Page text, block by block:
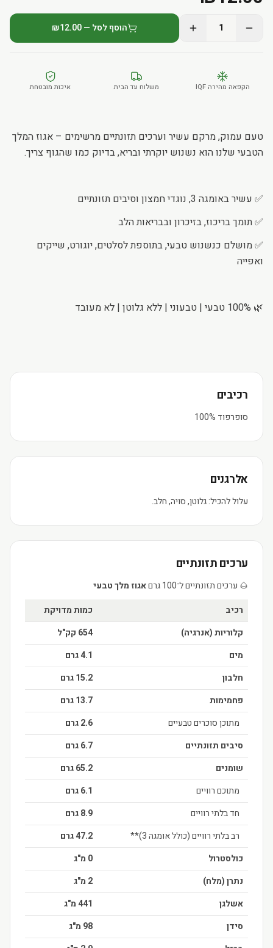
1 הוסף לסל — ₪12.00
הקפאה מהירה IQF משלוח עד הבית איכות מובטחת
טעם עמוק, מרקם עשיר וערכים תזונתיים מרשימים – אגוז המלך
הטבעי שלנו הוא נשנוש יוקרתי ובריא, בדיוק כמו שהגוף צריך.
✅ עשיר באומגה 3, נוגדי חמצון וסיבים תזונתיים
✅ תומך בריכוז, בזיכרון ובבריאות הלב
✅ מושלם כנשנוש טבעי, בתוספת לסלטים, יוגורט, שייקים
ואפייה
🌿 100% טבעי | טבעוני | ללא גלוטן | לא מעובד
רכיבים
סופרפוד 100%
אלרגנים
עלול להכיל: גלוטן, סויה, חלב.
ערכים תזונתיים
🌰 ערכים תזונתיים ל־100 גרם
אגוז מלך טבעי
רכיב
כמות מדויקת
קלוריות (אנרגיה)
654 קק"ל
מים
4.1 גרם
חלבון
15.2 גרם
פחמימות
13.7 גרם
מתוכן סוכרים טבעיים
2.6 גרם
סיבים תזונתיים
6.7 גרם
שומנים
65.2 גרם
מתוכם רוויים
6.1 גרם
חד בלתי רוויים
8.9 גרם
רב בלתי רוויים (כולל אומגה 3)**
47.2 גרם
כולסטרול
0 מ"ג
נתרן (מלח)
2 מ"ג
אשלגן
441 מ"ג
סידן
98 מ"ג